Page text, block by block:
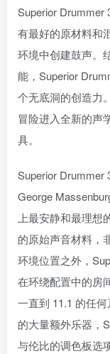
Superior Drummer
有最好的原材料和
环境中创建鼓声。
能，Superior
个无底洞的创造力
冒险进入全新的声
具。
Superior Drummer
George
上最安静和最理想
的原始声音材料，
环境位置之外，
在环绕配置中的房
一直到 11.1 的任
的大量额外乐器，
与伦比的调色板选